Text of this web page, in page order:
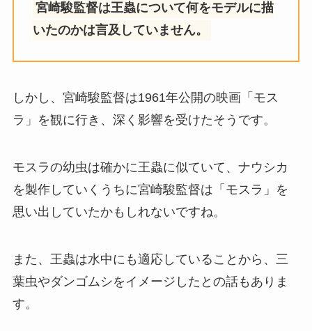
宮崎駿監督は王蟲について何をモデルに描
いたのかは言及していません。
しかし、宮崎駿監督は1961年公開の映画「モス
ラ」を観に行き、深く影響を受けたそうです。
モスラの幼虫は確かに王蟲に似ていて、ナウシカ
を製作していくうちに宮崎駿監督は「モスラ」を
思い出していたかもしれないですね。
また、王蟲は水中にも適応していることから、三
葉虫やダンゴムシをイメージしたとの話もありま
す。